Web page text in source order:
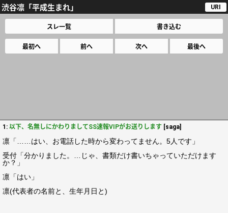
渋谷凛「平成生まれ」 URI
スレ一覧 書き込む
最初へ 前へ 次へ 最後へ
1: 以下、名無しにかわりましてSS速報VIPがお送りします [saga]
凛「……はい、お電話した時から変わってません。5人です」
受付「分かりました。…じゃ、書類だけ書いちゃっていただけます
か？」
凛「はい」
凛(代表者の名前と、生年月日と)